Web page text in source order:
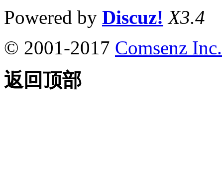
Powered by Discuz! X3.4
© 2001-2017 Comsenz Inc.
返回顶部